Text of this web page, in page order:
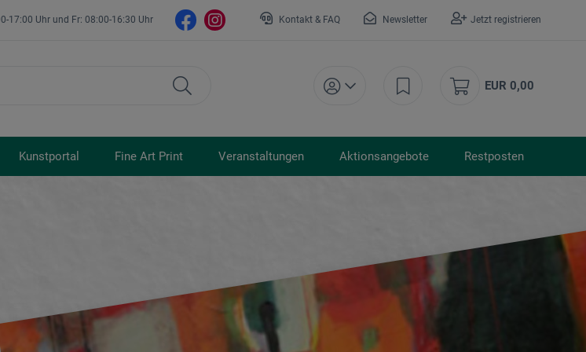
17:00 Uhr und Fr: 08:00-16:30 Uhr Kontakt & FAQ Newsletter Jetzt registrieren
EUR 0,00
Kunstportal Fine Art Print Veranstaltungen Aktionsangebote Restposten